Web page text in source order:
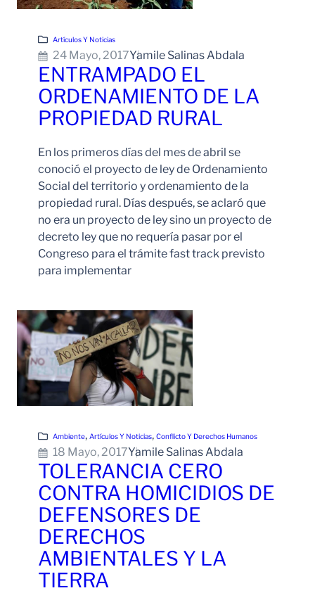
Artículos Y Noticias
24 Mayo, 2017Yamile Salinas Abdala
ENTRAMPADO EL
ORDENAMIENTO DE LA
PROPIEDAD RURAL
En los primeros días del mes de abril se
conoció el proyecto de ley de Ordenamiento
Social del territorio y ordenamiento de la
propiedad rural. Días después, se aclaró que
no era un proyecto de ley sino un proyecto de
decreto ley que no requería pasar por el
Congreso para el trámite fast track previsto
para implementar
Ambiente, Artículos Y Noticias, Conflicto Y Derechos Humanos
18 Mayo, 2017Yamile Salinas Abdala
TOLERANCIA CERO
CONTRA HOMICIDIOS DE
DEFENSORES DE
DERECHOS
AMBIENTALES Y LA
TIERRA